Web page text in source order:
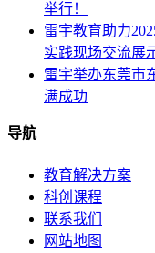
举行！
雷宇教育助力
实践现场交流展
雷宇举办东莞市
满成功
导航
教育解决方案
科创课程
联系我们
网站地图